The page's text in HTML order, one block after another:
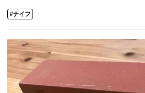
#ナイフ